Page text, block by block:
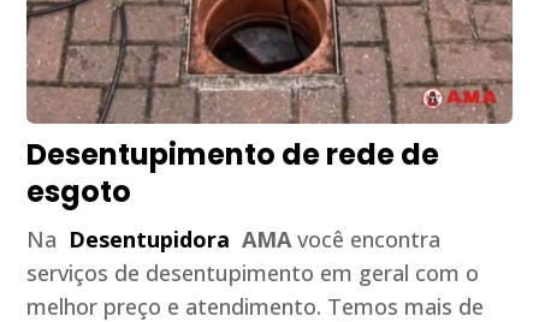
Desentupimento de rede de
esgoto
Na Desentupidora AMAvocê encontra
serviços de desentupimento em geral com o
melhor preço e atendimento. Temos mais de